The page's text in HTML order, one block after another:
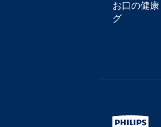
お口の健
グ